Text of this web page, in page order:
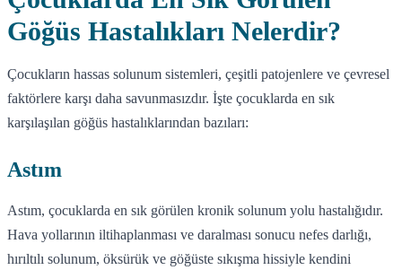
Göğüs Hastalıkları Nelerdir?
Çocukların hassas solunum sistemleri, çeşitli patojenlere ve çevresel
faktörlere karşı daha savunmasızdır. İşte çocuklarda en sık
karşılaşılan göğüs hastalıklarından bazıları:
Astım
Astım, çocuklarda en sık görülen kronik solunum yolu hastalığıdır.
Hava yollarının iltihaplanması ve daralması sonucu nefes darlığı,
hırıltılı solunum, öksürük ve göğüste sıkışma hissiyle kendini